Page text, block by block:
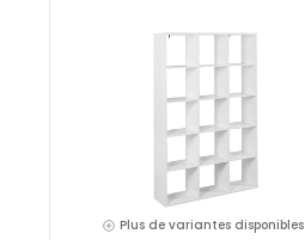
Plus de variantes disponibles